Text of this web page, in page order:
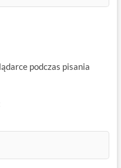
podczas pisania